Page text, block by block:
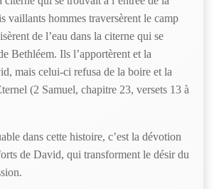
vaillants hommes traversèrent le camp
de l’eau dans la citerne qui se
Bethléem. Ils l’apportèrent et la
mais celui-ci refusa de la boire et la
(2 Samuel, chapitre 23, versets 13 à
dans cette histoire, c’est la dévotion
de David, qui transforment le désir du